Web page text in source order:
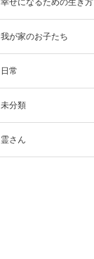
幸せになるための生き方
我が家のお子たち
日常
未分類
霊さん